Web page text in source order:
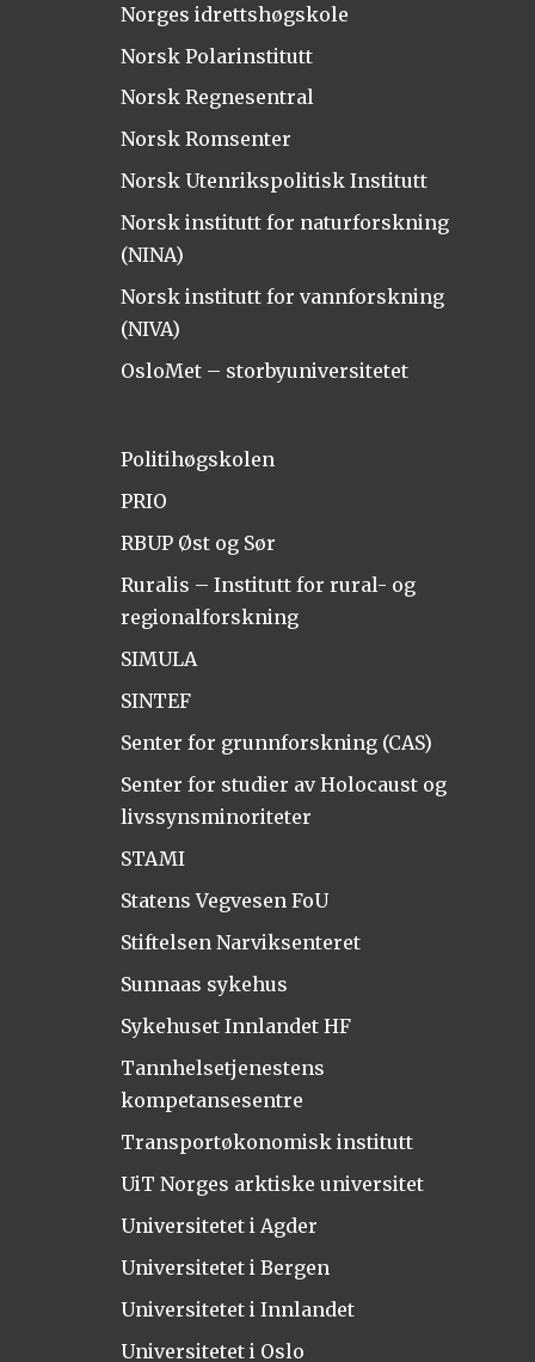
Norges idrettshøgskole
Norsk Polarinstitutt
Norsk Regnesentral
Norsk Romsenter
Norsk Utenrikspolitisk Institutt
Norsk institutt for naturforskning
(NINA)
Norsk institutt for vannforskning
(NIVA)
OsloMet – storbyuniversitetet
Politihøgskolen
PRIO
RBUP Øst og Sør
Ruralis – Institutt for rural- og
regionalforskning
SIMULA
SINTEF
Senter for grunnforskning (CAS)
Senter for studier av Holocaust og
livssynsminoriteter
STAMI
Statens Vegvesen FoU
Stiftelsen Narviksenteret
Sunnaas sykehus
Sykehuset Innlandet HF
Tannhelsetjenestens
kompetansesentre
Transportøkonomisk institutt
UiT Norges arktiske universitet
Universitetet i Agder
Universitetet i Bergen
Universitetet i Innlandet
Universitetet i Oslo